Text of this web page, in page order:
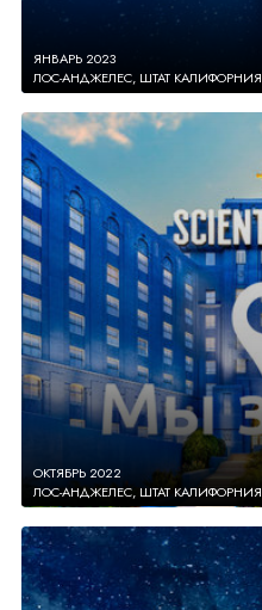
ЯНВАРЬ 2023
ЛОС-АНДЖЕЛЕС, ШТАТ КАЛИФОРНИЯ
ОКТЯБРЬ 2022
ЛОС-АНДЖЕЛЕС, ШТАТ КАЛИФОРНИЯ